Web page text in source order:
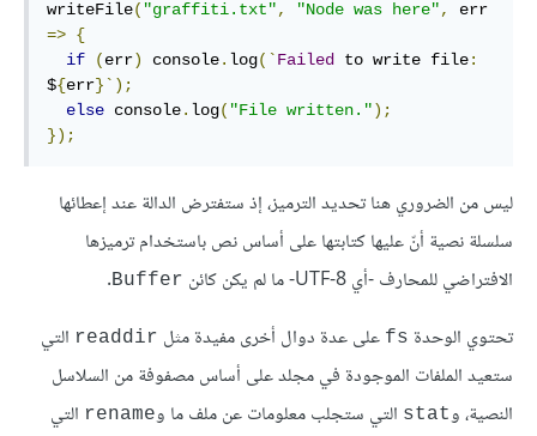
writeFile( "graffiti.txt", "Node was here",
=> {
if
(err) console. log(`Failed to write file:
${err}`);
else console. log( "File written.");
});
ليس من الضروري هنا تحديد الترميز، إذ ستفترض الدالة عند إعطائها
سلسلة نصية أنّ عليها كتابتها على أساس نص باستخدام ترميزها
الافتراضي للمحارف -أي UTF-8- ما لم يكن كائن
Buffer
.
تحتوي الوحدة fs على عدة دوال أخرى مفيدة مثل readdir التي
ستعيد الملفات الموجودة في مجلد على أساس مصفوفة من السلاسل
النصية، وstat التي ستجلب معلومات عن ملف ما وrename التي